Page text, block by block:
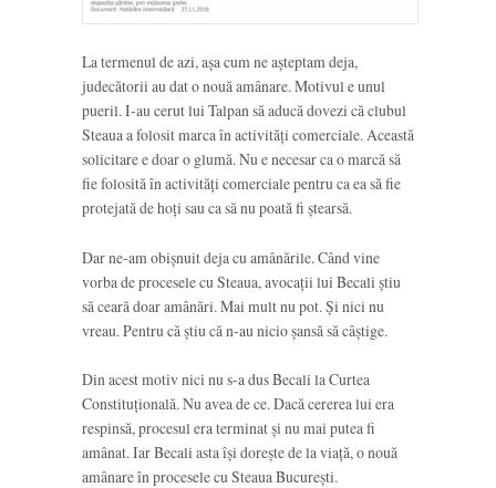
La termenul de azi, așa cum ne așteptam deja,
judecătorii au dat o nouă amânare. Motivul e unul
pueril. I-au cerut lui Talpan să aducă dovezi că clubul
Steaua a folosit marca în activități comerciale. Această
solicitare e doar o glumă. Nu e necesar ca o marcă să
fie folosită în activități comerciale pentru ca ea să fie
protejată de hoți sau ca să nu poată fi ștearsă.
Dar ne-am obișnuit deja cu amânările. Când vine
vorba de procesele cu Steaua, avocații lui Becali știu
să ceară doar amânări. Mai mult nu pot. Și nici nu
vreau. Pentru că știu că n-au nicio șansă să câștige.
Din acest motiv nici nu s-a dus Becali la Curtea
Constituțională. Nu avea de ce. Dacă cererea lui era
respinsă, procesul era terminat și nu mai putea fi
amânat. Iar Becali asta își dorește de la viață, o nouă
amânare în procesele cu Steaua București.